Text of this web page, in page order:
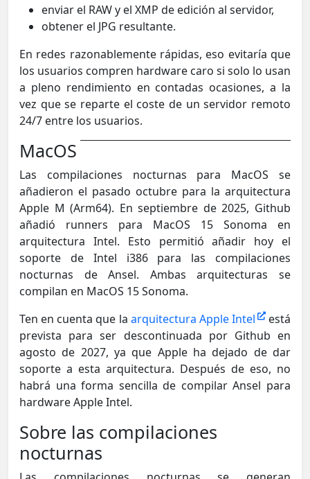
enviar el RAW y el XMP de edición al servidor,
obtener el JPG resultante.
En redes razonablemente rápidas, eso evitaría que
los usuarios compren hardware caro si solo lo usan
a pleno rendimiento en contadas ocasiones, a la
vez que se reparte el coste de un servidor remoto
24/7 entre los usuarios.
MacOS
Las compilaciones nocturnas para MacOS se
añadieron el pasado octubre para la arquitectura
Apple M (Arm64). En septiembre de 2025, Github
añadió runners para MacOS 15 Sonoma en
arquitectura Intel. Esto permitió añadir hoy el
soporte de Intel i386 para las compilaciones
nocturnas de Ansel. Ambas arquitecturas se
compilan en MacOS 15 Sonoma.
Ten en cuenta que la arquitectura Apple Intel
está
prevista para ser descontinuada por Github en
agosto de 2027, ya que Apple ha dejado de dar
soporte a esta arquitectura. Después de eso, no
habrá una forma sencilla de compilar Ansel para
hardware Apple Intel.
Sobre las compilaciones
nocturnas